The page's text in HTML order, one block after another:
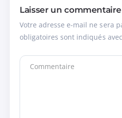
Laisser un commentaire
Votre adresse e-mail ne sera
obligatoires sont indiqués avec